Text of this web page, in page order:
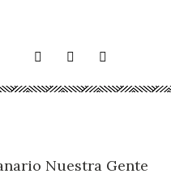
Nuestra Gente